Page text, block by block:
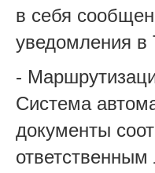
в себя
уведомления в
-
Система
документы